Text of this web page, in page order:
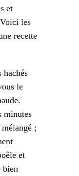
et
les
recette
hachés
le
minutes
;
et
bien